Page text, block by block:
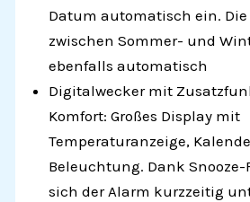
Datum automatisch ein.
zwischen Sommer- und
ebenfalls automatisch
Digitalwecker mit
Komfort: Großes Display mit
Temperaturanzeige,
Beleuchtung. Dank
sich der Alarm kurzzeitig